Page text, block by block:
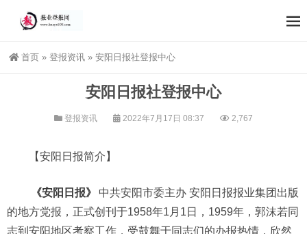
首页 » 登报资讯 » 安阳日报社登报中心
安阳日报社登报中心
登报资讯 2022年7月17日 08:37 2,767
【安阳日报简介】
《安阳日报》
中共安阳市委主办 安阳日报报业集团出版
的地方党报，正式创刊于1958年1月1日，1959年，郭沫若同
志到安阳地区考察工作，受鼓舞于同志们的办报热情，欣然